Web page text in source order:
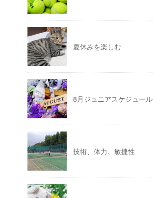
夏休みを楽しむ
8月ジュニアスケジュール
技術、体力、敏捷性